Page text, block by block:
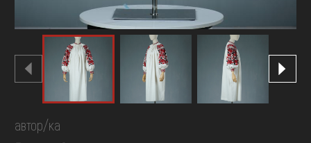
автор/ка